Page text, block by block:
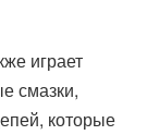
играет
смазки,
которые